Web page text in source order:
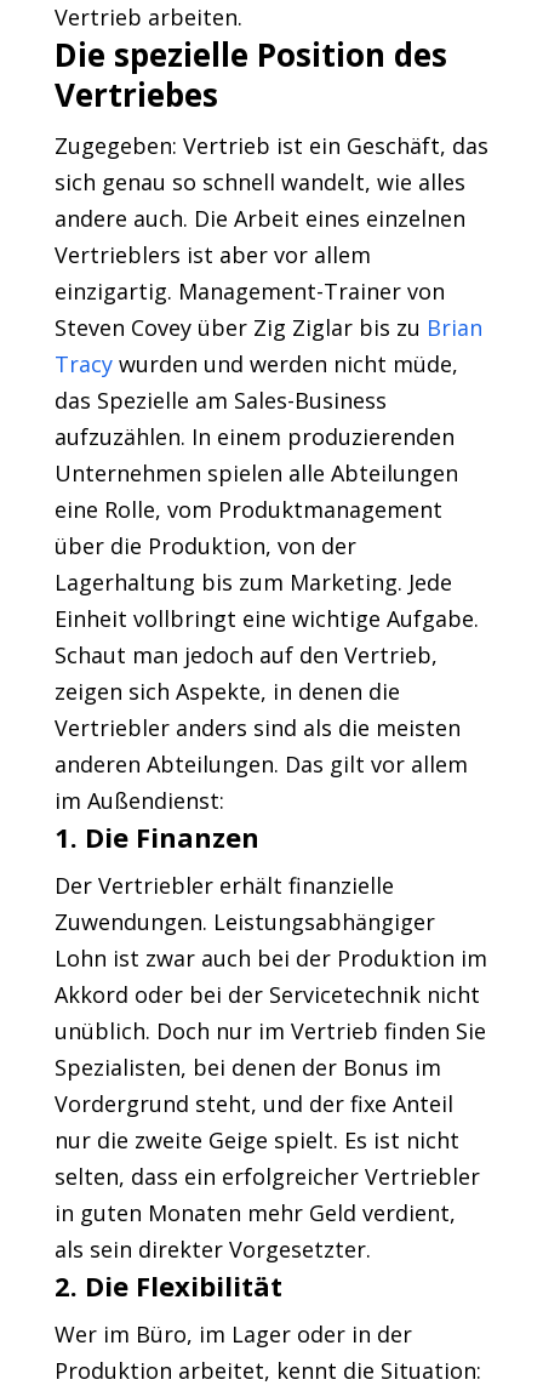
Vertrieb arbeiten.
Die spezielle Position des
Vertriebes
Zugegeben: Vertrieb ist ein Geschäft, das
sich genau so schnell wandelt, wie alles
andere auch. Die Arbeit eines einzelnen
Vertrieblers ist aber vor allem
einzigartig. Management-Trainer von
Steven Covey über Zig Ziglar bis zu Brian
Tracywurden und werden nicht müde,
das Spezielle am Sales-Business
aufzuzählen. In einem produzierenden
Unternehmen spielen alle Abteilungen
eine Rolle, vom Produktmanagement
über die Produktion, von der
Lagerhaltung bis zum Marketing. Jede
Einheit vollbringt eine wichtige Aufgabe.
Schaut man jedoch auf den Vertrieb,
zeigen sich Aspekte, in denen die
Vertriebler anders sind als die meisten
anderen Abteilungen. Das gilt vor allem
im Außendienst:
1. Die Finanzen
Der Vertriebler erhält finanzielle
Zuwendungen. Leistungsabhängiger
Lohn ist zwar auch bei der Produktion im
Akkord oder bei der Servicetechnik nicht
unüblich. Doch nur im Vertrieb finden Sie
Spezialisten, bei denen der Bonus im
Vordergrund steht, und der fixe Anteil
nur die zweite Geige spielt. Es ist nicht
selten, dass ein erfolgreicher Vertriebler
in guten Monaten mehr Geld verdient,
als sein direkter Vorgesetzter.
2. Die Flexibilität
Wer im Büro, im Lager oder in der
Produktion arbeitet, kennt die Situation: